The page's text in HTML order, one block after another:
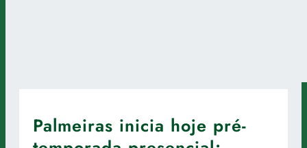
Palmeiras inicia hoje pré-